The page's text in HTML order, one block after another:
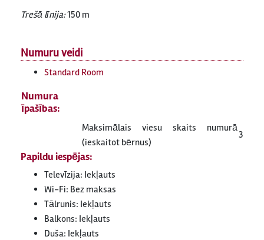
Trešā līnija:150 m
Numuru veidi
Standard Room
Maksimālais viesu skaits numurā
(ieskaitot bērnus)
3
Numura
īpašības:
Papildu iespējas:
Televīzija: Iekļauts
Wi-Fi: Bez maksas
Tālrunis: Iekļauts
Balkons: Iekļauts
Duša: Iekļauts